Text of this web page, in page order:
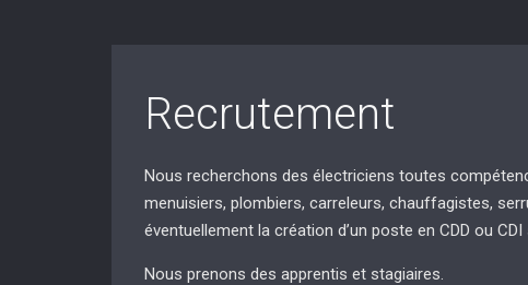
Recrutement
Nous recherchons des électriciens toutes
menuisiers, plombiers, carreleurs, chauffagistes,
éventuellement la création d’un poste en CDD ou
Nous prenons des apprentis et stagiaires.